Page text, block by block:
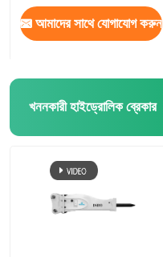
আমাদের সাথে যোগাযোগ করুন
খননকারী হাইড্রোলিক ব্রেকার